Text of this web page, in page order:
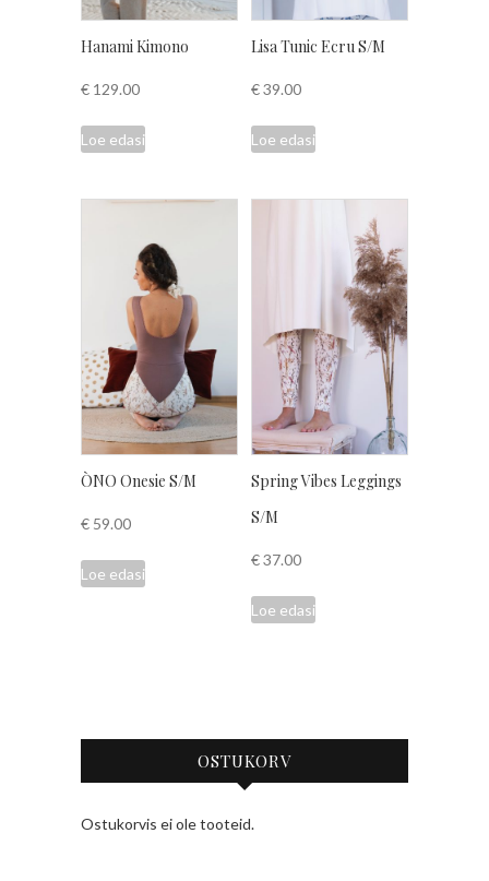
Hanami Kimono
€ 129.00
Loe edasi
Lisa Tunic Ecru S/M
€39.00
Loe edasi
ÒNO Onesie S/M
€ 59.00
Loe edasi
Spring Vibes Leggings
S/M
€37.00
Loe edasi
OSTUKORV
Ostukorvis ei ole tooteid.